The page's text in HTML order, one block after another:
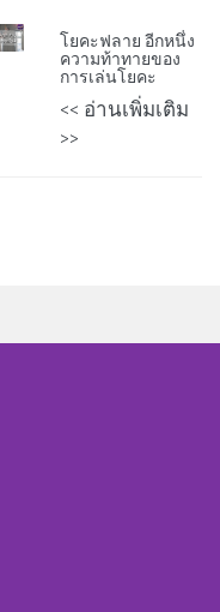
โยคะฟลาย อีกหนึ่ง
ความท้าทายของ
การเล่นโยคะ
<< อ่านเพิ่มเติม
>>